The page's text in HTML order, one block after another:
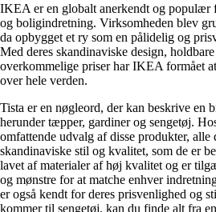
IKEA er en globalt anerkendt og populær
og boligindretning. Virksomheden blev
da opbygget et ry som en pålidelig og
Med deres skandinaviske design,
overkommelige priser har IKEA formået
over hele verden.
Tista er en nøgleord, der kan beskrive en
herunder tæpper, gardiner og sengetøj.
omfattende udvalg af disse produkter, alle
skandinaviske stil og kvalitet, som de er
lavet af materialer af høj kvalitet og er
og mønstre for at matche enhver
er også kendt for deres prisvenlighed og
kommer til sengetøj, kan du finde alt fra